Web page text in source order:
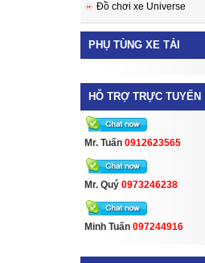
Đồ chơi xe Universe
PHỤ TÙNG XE TẢI
HỖ TRỢ TRỰC TUYẾN
Mr. Tuấn 0912623565
Mr. Quý 0973246238
Minh Tuấn 097244916